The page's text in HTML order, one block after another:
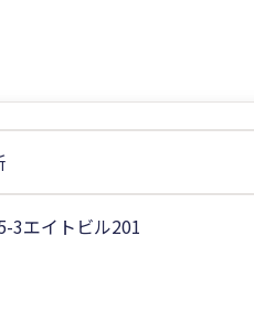
3エイトビル201